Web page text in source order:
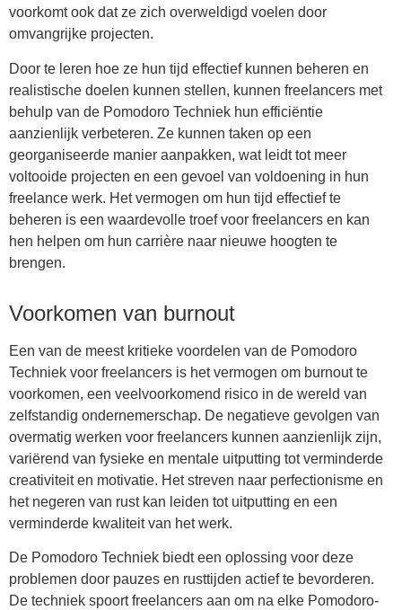
voorkomt ook dat ze zich overweldigd voelen door
omvangrijke projecten.
Door te leren hoe ze hun tijd effectief kunnen beheren en
realistische doelen kunnen stellen, kunnen freelancers met
behulp van de Pomodoro Techniek hun efficiëntie
aanzienlijk verbeteren. Ze kunnen taken op een
georganiseerde manier aanpakken, wat leidt tot meer
voltooide projecten en een gevoel van voldoening in hun
freelance werk. Het vermogen om hun tijd effectief te
beheren is een waardevolle troef voor freelancers en kan
hen helpen om hun carrière naar nieuwe hoogten te
brengen.
Voorkomen van burnout
Een van de meest kritieke voordelen van de Pomodoro
Techniek voor freelancers is het vermogen om burnout te
voorkomen, een veelvoorkomend risico in de wereld van
zelfstandig ondernemerschap. De negatieve gevolgen van
overmatig werken voor freelancers kunnen aanzienlijk zijn,
variërend van fysieke en mentale uitputting tot verminderde
creativiteit en motivatie. Het streven naar perfectionisme en
het negeren van rust kan leiden tot uitputting en een
verminderde kwaliteit van het werk.
De Pomodoro Techniek biedt een oplossing voor deze
problemen door pauzes en rusttijden actief te bevorderen.
De techniek spoort freelancers aan om na elke Pomodoro-